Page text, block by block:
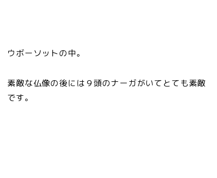
ウボーソットの中。
素敵な仏像の後には９頭のナーガがいてとても素敵
です。